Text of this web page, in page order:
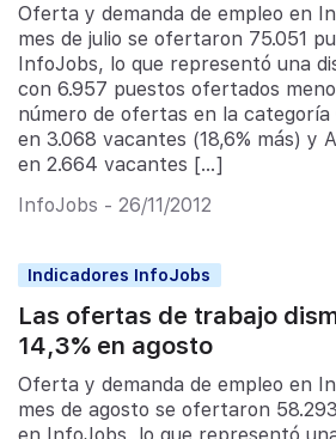
Oferta y demanda de empleo en
mes de julio se ofertaron 75.051
InfoJobs, lo que representó una
con 6.957 puestos ofertados
número de ofertas en la categoría
en 3.068 vacantes (18,6% más) y
en 2.664 vacantes […]
InfoJobs - 26/11/2012
Indicadores InfoJobs
Las ofertas de trabajo
14,3% en agosto
Oferta y demanda de empleo en
mes de agosto se ofertaron
en InfoJobs, lo que representó